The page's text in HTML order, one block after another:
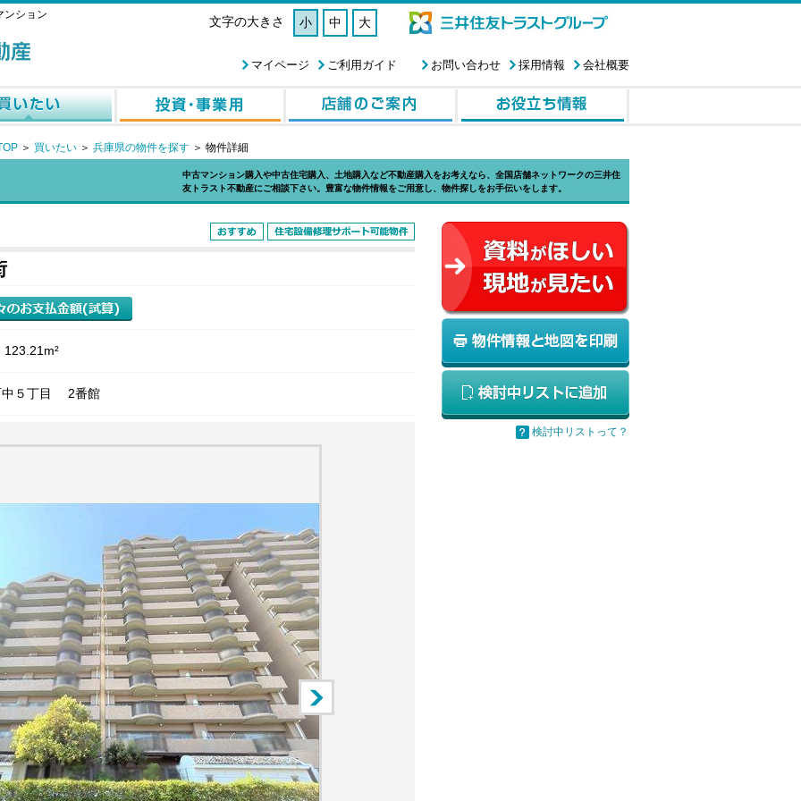
ンション 文字の大きさ 小 中 大
会社概要
採用情報
お問い合わせ
ご利用ガイド
マイページ
＞ 買いたい ＞ 兵庫県の物件を探す ＞ 物件詳細
中古マンション購入や中古住宅購入、土地購入など不動産購入をお考えなら、全国店舗ネットワークの三井住
友トラスト不動産にご相談下さい。豊富な物件情報をご用意し、物件探しをお手伝いをします。
123.21m²
中５丁目 2番館
検討中リストって？